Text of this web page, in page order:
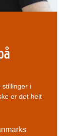
stillinger i
er det helt